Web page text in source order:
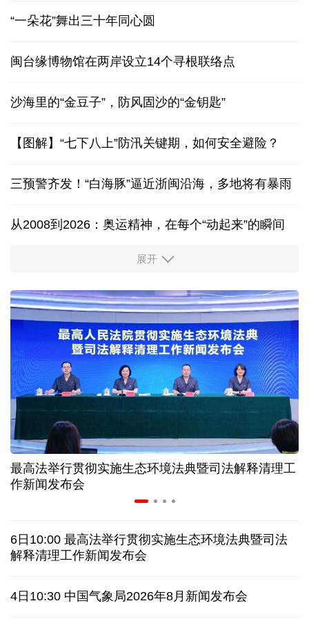
“一朵花”舞出三十年同心圆
闽台缘博物馆在两岸设立14个寻根联络点
沙海里的“金豆子”，防风固沙的“金钥匙”
【图解】“七下八上”防汛关键期，如何安全避险？
三预警齐发！“白海豚”逼近浙闽沿海，多地将有暴雨
从2008到2026：奥运精神，在每个“动起来”的瞬间
活力中国调研行丨安徽的定力与活力
夏日经济乘“热”而上 消费市场向“新”而行
长江十年行 | 重庆“以竹代塑”铺就绿色发展新路
暑期档电影票房持续走高 “电影+”业态激发消费活力
年中经济观察丨以河溪流域为脉 打造乡村振兴示范
片区
美媒:多场景低成本应用 中国让AI变得更具实用价值
蓝厅观察丨被中方反制的7家美国实体有何来头？
视频丨日本民众集会 反对高市政府扩军谋“核”
展开
最高法举行贯彻实施生态环境法典暨司法解释清理工
作新闻发布会
6日10:00 最高法举行贯彻实施生态环境法典暨司法
解释清理工作新闻发布会
4日10:30 中国气象局2026年8月新闻发布会